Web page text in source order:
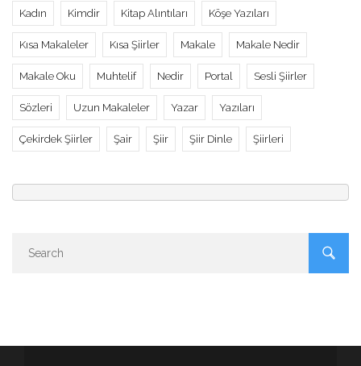
Kadın Kimdir Kitap Alıntıları Köşe Yazıları
Kısa Makaleler Kısa Şiirler Makale Makale Nedir
Makale Oku Muhtelif Nedir Portal Sesli Şiirler
Sözleri Uzun Makaleler Yazar Yazıları
Çekirdek Şiirler Şair Şiir Şiir Dinle Şiirleri